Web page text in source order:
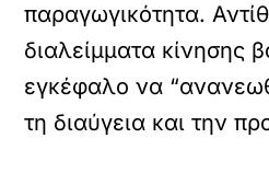
παραγωγικότητα.
διαλείμματα κίνησης
εγκέφαλο να
τη διαύγεια και την